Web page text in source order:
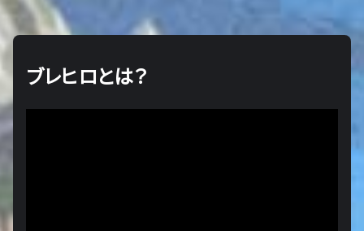
ブレヒロとは？